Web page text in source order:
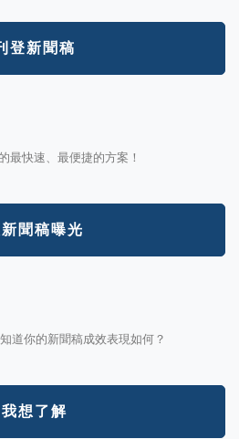
登新聞稿
最快速、最便捷的方案！
聞稿曝光
道你的新聞稿成效表現如何？
我想了解